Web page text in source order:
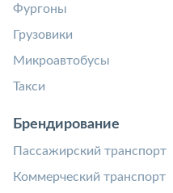
Фургоны
Грузовики
Микроавтобусы
Такси
Брендирование
Пассажирский транспорт
Коммерческий транспорт